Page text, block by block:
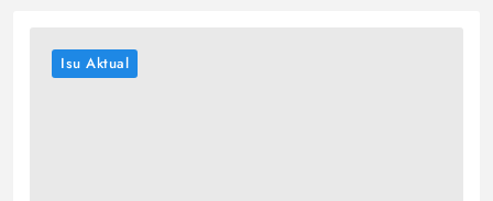
Isu Aktual